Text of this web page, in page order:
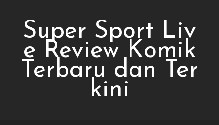
Super Sport Liv
e Review Komik
Terbaru dan Ter
kini